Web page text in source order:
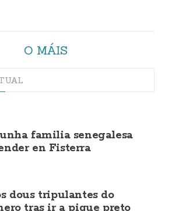
O MÁIS
familia senegalesa
en Fisterra
dous tripulantes do
tras ir a pique preto